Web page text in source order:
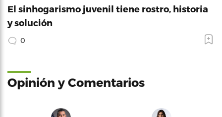
El sinhogarismo juvenil tiene rostro, historia
y solución
0
Opinión y Comentarios